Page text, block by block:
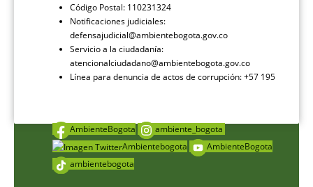
Código Postal: 110231324
Notificaciones judiciales:
defensajudicial@ambientebogota.gov.co
Servicio a la ciudadanía:
atencionalciudadano@ambientebogota.gov.co
Línea para denuncia de actos de corrupción: +57 195
AmbienteBogota
ambiente_bogota
Ambientebogota
AmbienteBogota
ambientebogota